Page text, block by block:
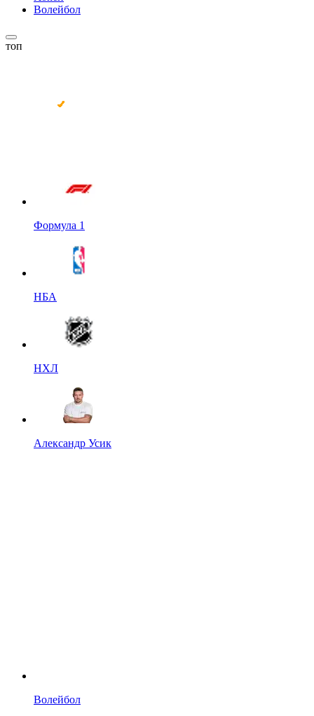
Волейбол
топ
Формула 1
НБА
НХЛ
Александр Усик
Волейбол